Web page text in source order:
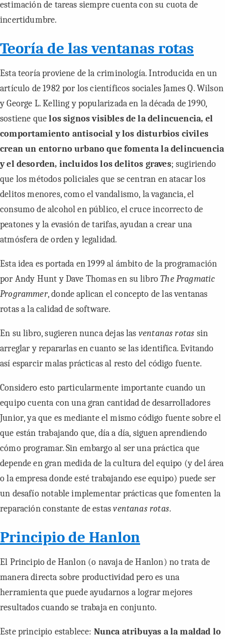
estimación de tareas siempre cuenta con su cuota de
incertidumbre.
Teoría de las ventanas rotas
Esta teoría proviene de la criminología. Introducida en un
artículo de 1982 por los científicos sociales James Q. Wilson
y George L. Kelling y popularizada en la década de 1990,
sostiene quelos signos visibles de la delincuencia, el
comportamiento antisocial y los disturbios civiles
crean un entorno urbano que fomenta la delincuencia
y el desorden, incluidos los delitos graves; sugiriendo
que los métodos policiales que se centran en atacar los
delitos menores, como el vandalismo, la vagancia, el
consumo de alcohol en público, el cruce incorrecto de
peatones y la evasión de tarifas, ayudan a crear una
atmósfera de orden y legalidad.
Esta idea es portada en 1999 al ámbito de la programación
por Andy Hunt y Dave Thomas en su libroThe Pragmatic
Programmer, donde aplican el concepto de las ventanas
rotas a la calidad de software.
En su libro, sugieren nunca dejas las ventanas rotas sin
arreglar y repararlas en cuanto se las identifica. Evitando
así esparcir malas prácticas al resto del código fuente.
Considero esto particularmente importante cuando un
equipo cuenta con una gran cantidad de desarrolladores
Junior, ya que es mediante el mismo código fuente sobre el
que están trabajando que, día a día, siguen aprendiendo
cómo programar. Sin embargo al ser una práctica que
depende en gran medida de la cultura del equipo (y del área
o la empresa donde esté trabajando ese equipo) puede ser
un desafío notable implementar prácticas que fomenten la
reparación constante de estasventanas rotas.
Principio de Hanlon
El Principio de Hanlon (o navaja de Hanlon) no trata de
manera directa sobre productividad pero es una
herramienta que puede ayudarnos a lograr mejores
resultados cuando se trabaja en conjunto.
Este principio establece: Nunca atribuyas a la maldad lo